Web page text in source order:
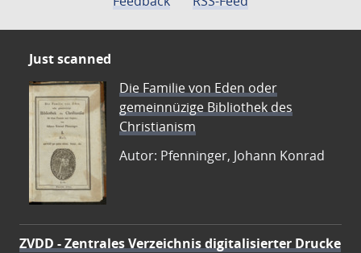
Just scanned
Die Familie von Eden oder
gemeinnüzige Bibliothek des
Christianism
Autor: Pfenninger, Johann Konrad
ZVDD - Zentrales Verzeichnis digitalisierter Drucke